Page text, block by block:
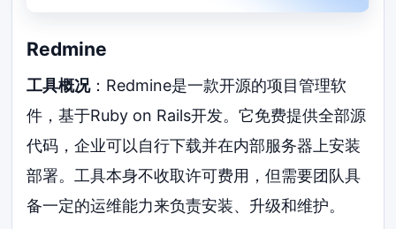
Redmine
工具概况：Redmine是一款开源的项目管理软
件，基于Ruby on Rails开发。它免费提供全部源
代码，企业可以自行下载并在内部服务器上安装
部署。工具本身不收取许可费用，但需要团队具
备一定的运维能力来负责安装、升级和维护。